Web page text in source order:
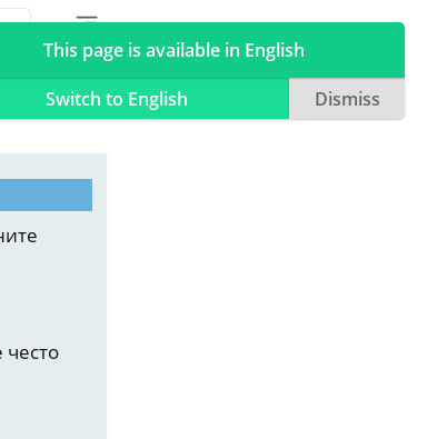
често
This page is available in English
Switch to English
Dismiss